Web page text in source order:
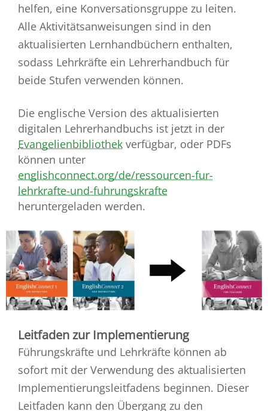
helfen, eine Konversationsgruppe zu leiten.
Alle Aktivitätsanweisungen sind in den
aktualisierten Lernhandbüchern enthalten,
sodass Lehrkräfte ein Lehrerhandbuch für
beide Stufen verwenden können.
Die englische Version des aktualisierten
digitalen Lehrerhandbuchs ist jetzt in der
Evangelienbibliothek verfügbar, oder PDFs
können unter
englishconnect.org/de/ressourcen-fur-
lehrkrafte-und-fuhrungskrafte
heruntergeladen werden.
Leitfaden zur Implementierung
Führungskräfte und Lehrkräfte können ab
sofort mit der Verwendung des aktualisierten
Implementierungsleitfadens beginnen. Dieser
Leitfaden kann den Übergang zu den